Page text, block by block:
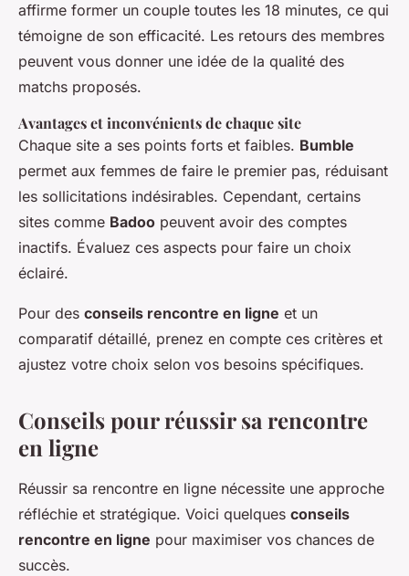
affirme former un couple toutes les 18 minutes, ce qui
témoigne de son efficacité. Les retours des membres
peuvent vous donner une idée de la qualité des
matchs proposés.
Avantages et inconvénients de chaque site
Chaque site a ses points forts et faibles. Bumble
permet aux femmes de faire le premier pas, réduisant
les sollicitations indésirables. Cependant, certains
sites comme Badoo peuvent avoir des comptes
inactifs. Évaluez ces aspects pour faire un choix
éclairé.
Pour des conseils rencontre en ligne et un
comparatif détaillé, prenez en compte ces critères et
ajustez votre choix selon vos besoins spécifiques.
Conseils pour réussir sa rencontre
en ligne
Réussir sa rencontre en ligne nécessite une approche
réfléchie et stratégique. Voici quelques conseils
rencontre en ligne pour maximiser vos chances de
succès.